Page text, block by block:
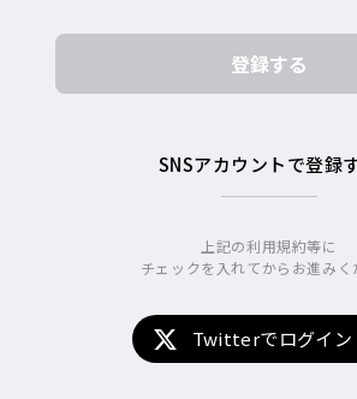
SNSアカウントで登録
上記の利用規約等に
チェックを入れてからお進みく
Twitterでログイン